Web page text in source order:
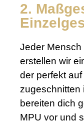
2.
Jeder Mensch
erstellen wir
der perfekt
zugeschnitten
bereiten dich
MPU vor und